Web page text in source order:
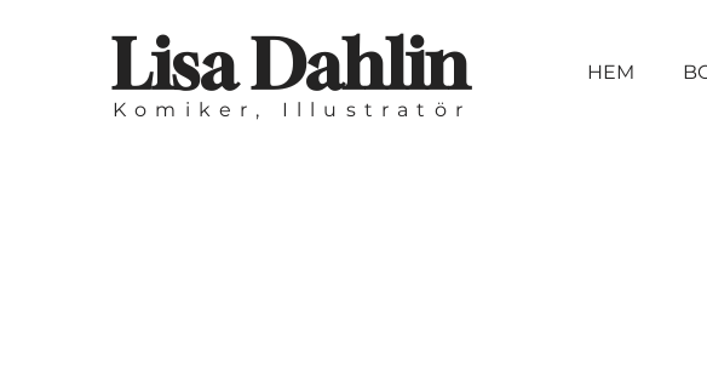
Lisa Dahlin
Komiker, Illustratör
HEM